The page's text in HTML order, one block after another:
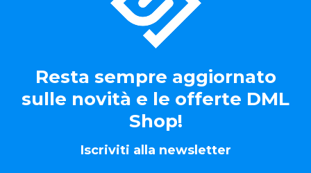
Resta sempre aggiornato
sulle novità e le offerte DML
Shop!
Iscriviti alla newsletter